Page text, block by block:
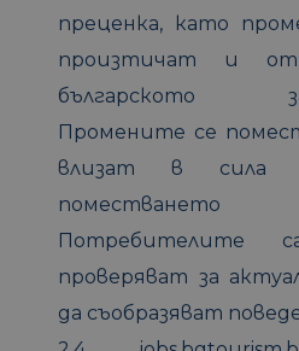
преценка, като
произтичат и
българското
Промените се
влизат в
Потребителите
проверяват за
да съобразяват